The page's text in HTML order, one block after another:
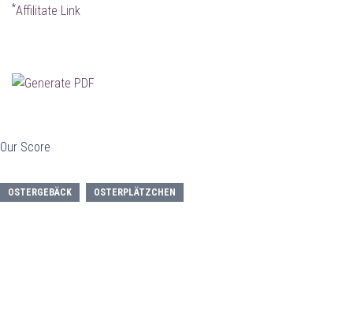
*Affilitate Link
Our Score
OSTERGEBÄCK OSTERPLÄTZCHEN